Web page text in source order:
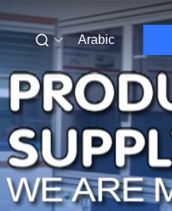
Arabic